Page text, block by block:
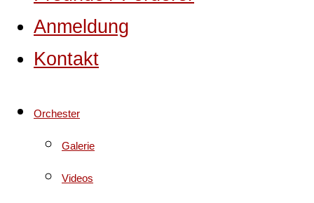
Anmeldung
Kontakt
Orchester
Galerie
Videos